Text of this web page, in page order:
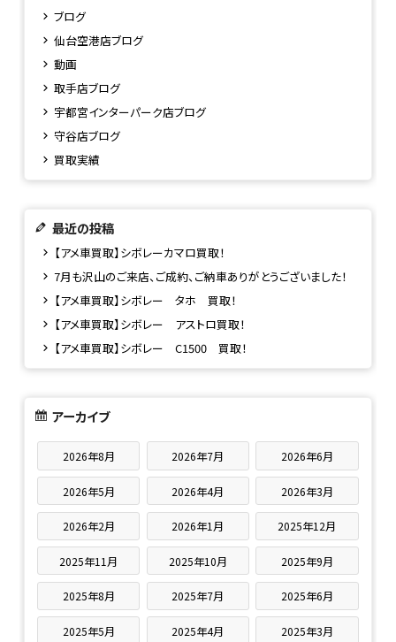
ブログ
仙台空港店ブログ
動画
取手店ブログ
宇都宮インターパーク店ブログ
守谷店ブログ
買取実績
最近の投稿
【アメ車買取】シボレーカマロ買取！
7月も沢山のご来店、ご成約、ご納車ありがとうございました！
【アメ車買取】シボレー タホ 買取！
【アメ車買取】シボレー アストロ買取！
【アメ車買取】シボレー C1500 買取！
アーカイブ
2026年8月 2026年7月 2026年6月
2026年5月 2026年4月 2026年3月
2026年2月 2026年1月 2025年12月
2025年11月 2025年10月 2025年9月
2025年8月 2025年7月 2025年6月
2025年5月 2025年4月 2025年3月